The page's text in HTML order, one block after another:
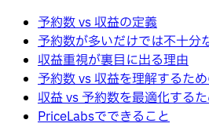
予約数 vs 収益の定義
予約数が多いだけでは不十分
収益重視が裏目に出る理由
予約数 vs 収益を理解するた
収益 vs 予約数を最適化する
PriceLabsでできること